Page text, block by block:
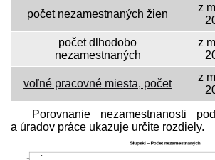
počet nezamestnaných žien
z
počet dlhodobo
nezamestnaných
z
voľné pracovné miesta, počet
z
Porovnanie nezamestnanosti
a úradov práce ukazuje určite rozdiely.